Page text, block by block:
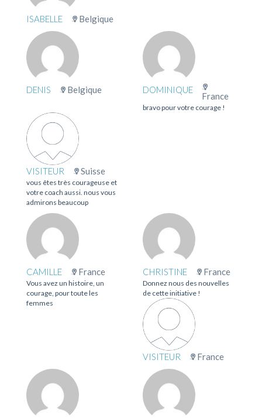
ISABELLE Belgique
DENIS Belgique DOMINIQUE
France
bravo pour votre courage !
VISITEUR Suisse
vous êtes très courageuse et
votre coach aussi. nous vous
admirons beaucoup
CAMILLE France
Vous avez un histoire, un
courage, pour toute les
femmes
CHRISTINE France
Donnez nous des nouvelles
de cette initiative !
VISITEUR France